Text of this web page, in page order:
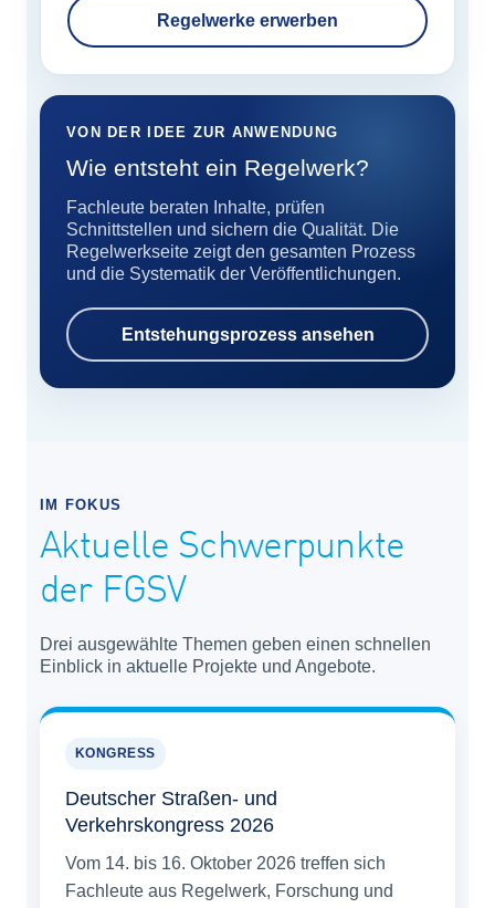
Regelwerke erwerben
VON DER IDEE ZUR ANWENDUNG
Wie entsteht ein Regelwerk?
Fachleute beraten Inhalte, prüfen
Schnittstellen und sichern die Qualität. Die
Regelwerkseite zeigt den gesamten Prozess
und die Systematik der Veröffentlichungen.
Entstehungsprozess ansehen
IM FOKUS
Aktuelle Schwerpunkte
der FGSV
Drei ausgewählte Themen geben einen schnellen
Einblick in aktuelle Projekte und Angebote.
KONGRESS
Deutscher Straßen- und
Verkehrskongress 2026
Vom 14. bis 16. Oktober 2026 treffen sich
Fachleute aus Regelwerk, Forschung und